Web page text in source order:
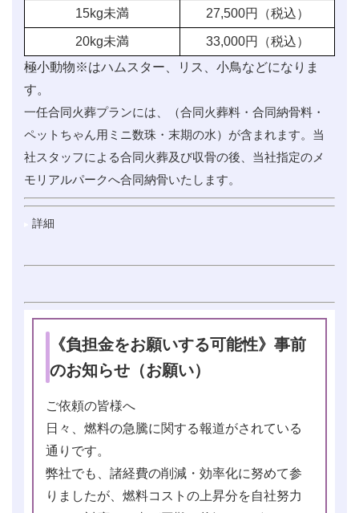
15kg未満 27,500円（税込）
20kg未満 33,000円（税込）
極小動物※はハムスター、リス、小鳥などになりま
す。
一任合同火葬プランには、（合同火葬料・合同納骨料・
ペットちゃん用ミニ数珠・末期の水）が含まれます。当
社スタッフによる合同火葬及び収骨の後、当社指定のメ
モリアルパークへ合同納骨いたします。
詳細
《負担金をお願いする可能性》事前
のお知らせ（お願い）
ご依頼の皆様へ
日々、燃料の急騰に関する報道がされている
通りです。
弊社でも、諸経費の削減・効率化に努めて参
りましたが、燃料コストの上昇分を自社努力